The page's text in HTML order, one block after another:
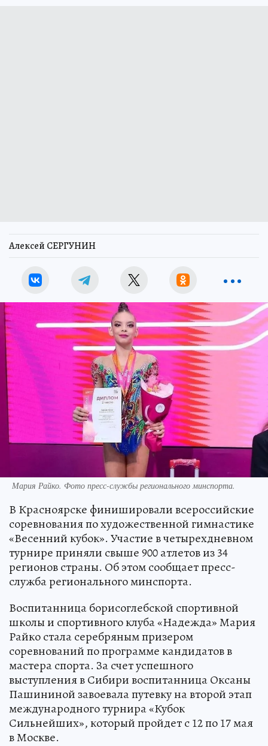
Алексей СЕРГУНИН
Мария Райко. Фото пресс-службы регионального минспорта.
В Красноярске финишировали всероссийские
соревнования по художественной гимнастике
«Весенний кубок». Участие в четырехдневном
турнире приняли свыше 900 атлетов из 34
регионов страны. Об этом сообщает пресс-
служба регионального минспорта.
Воспитанница борисоглебской спортивной
школы и спортивного клуба «Надежда» Мария
Райко стала серебряным призером
соревнований по программе кандидатов в
мастера спорта. За счет успешного
выступления в Сибири воспитанница Оксаны
Пашининой завоевала путевку на второй этап
международного турнира «Кубок
Сильнейших», который пройдет с 12 по 17 мая
в Москве.